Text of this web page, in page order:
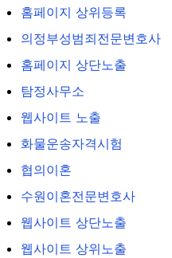
홈페이지 상위등록
의정부성범죄전문변호사
홈페이지 상단노출
탐정사무소
웹사이트 노출
화물운송자격시험
협의이혼
수원이혼전문변호사
웹사이트 상단노출
웹사이트 상위노출